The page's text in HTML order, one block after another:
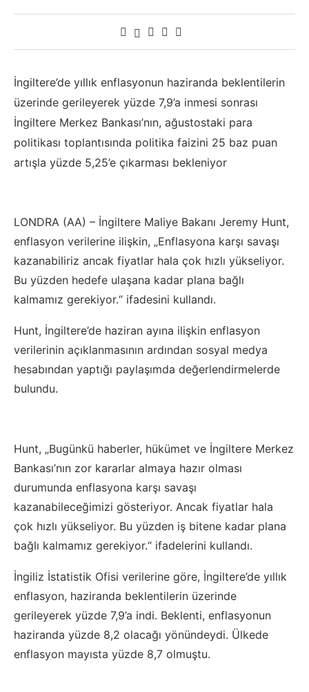
İngiltere’de yıllık enflasyonun haziranda beklentilerin
üzerinde gerileyerek yüzde 7,9’a inmesi sonrası
İngiltere Merkez Bankası’nın, ağustostaki para
politikası toplantısında politika faizini 25 baz puan
artışla yüzde 5,25’e çıkarması bekleniyor
LONDRA (AA) – İngiltere Maliye Bakanı Jeremy Hunt,
enflasyon verilerine ilişkin, „Enflasyona karşı savaşı
kazanabiliriz ancak fiyatlar hala çok hızlı yükseliyor.
Bu yüzden hedefe ulaşana kadar plana bağlı
kalmamız gerekiyor.“ ifadesini kullandı.
Hunt, İngiltere’de haziran ayına ilişkin enflasyon
verilerinin açıklanmasının ardından sosyal medya
hesabından yaptığı paylaşımda değerlendirmelerde
bulundu.
Hunt, „Bugünkü haberler, hükümet ve İngiltere Merkez
Bankası’nın zor kararlar almaya hazır olması
durumunda enflasyona karşı savaşı
kazanabileceğimizi gösteriyor. Ancak fiyatlar hala
çok hızlı yükseliyor. Bu yüzden iş bitene kadar plana
bağlı kalmamız gerekiyor.“ ifadelerini kullandı.
İngiliz İstatistik Ofisi verilerine göre, İngiltere’de yıllık
enflasyon, haziranda beklentilerin üzerinde
gerileyerek yüzde 7,9’a indi. Beklenti, enflasyonun
haziranda yüzde 8,2 olacağı yönündeydi. Ülkede
enflasyon mayısta yüzde 8,7 olmuştu.